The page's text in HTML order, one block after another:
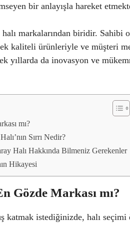
bir anlayışla hareket
halı markalarından biridir.
kaliteli ürünleriyle ve müşteri
yıllarda da inovasyon ve
mı?
Sırrı Nedir?
Halı Hakkında Bilmeniz Gerekenler
Hikayesi
Gözde Markası mı?
istediğinizde, halı seçimi